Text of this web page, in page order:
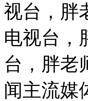
视台，胖
电视台，
台，胖老
闻主流媒